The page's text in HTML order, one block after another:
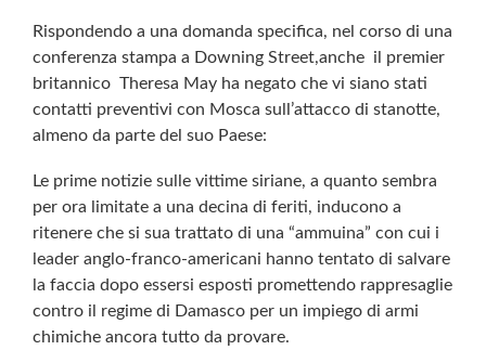
Rispondendo a una domanda specifica, nel corso di una
conferenza stampa a Downing Street,anche il premier
britannico Theresa May ha negato che vi siano stati
contatti preventivi con Mosca sull’attacco di stanotte,
almeno da parte del suo Paese:
Le prime notizie sulle vittime siriane, a quanto sembra
per ora limitate a una decina di feriti, inducono a
ritenere che si sua trattato di una “ammuina” con cui i
leader anglo-franco-americani hanno tentato di salvare
la faccia dopo essersi esposti promettendo rappresaglie
contro il regime di Damasco per un impiego di armi
chimiche ancora tutto da provare.